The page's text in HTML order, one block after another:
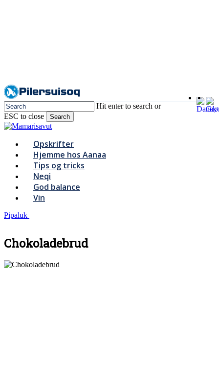
Hit enter to search or
ESC to close
Search
Close
Menu
Opskrifter
Hjemme hos Aanaa
Tips og tricks
Neqi
God balance
Vin
Pipaluk
Chokoladebrud